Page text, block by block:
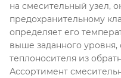
на смесительный узел,
предохранительному
определяет его
выше заданного уровня,
теплоносителя из
Ассортимент